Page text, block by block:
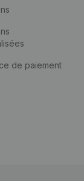
de paiement